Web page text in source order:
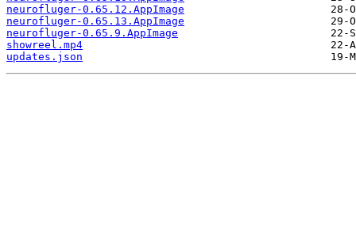
neurofluger-0.65.12.AppImage
neurofluger-0.65.13.AppImage
neurofluger-0.65.9.AppImage
showreel.mp4
updates.json